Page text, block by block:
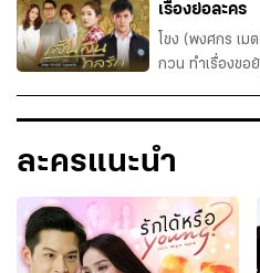
เรื่องย่อละคร
โขง (พงศกร เ
กวน ทำเรื่องขอ
ท้าทายความกลั
ละครแนะนำ